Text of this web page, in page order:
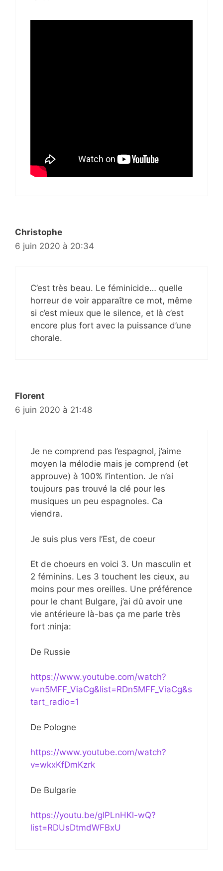
Christophe
6 juin 2020 à 20:34
C’est très beau. Le féminicide… quelle
horreur de voir apparaître ce mot, même
si c’est mieux que le silence, et là c’est
encore plus fort avec la puissance d’une
chorale.
Florent
6 juin 2020 à 21:48
Je ne comprend pas l’espagnol, j’aime
moyen la mélodie mais je comprend (et
approuve) à 100% l’intention. Je n’ai
toujours pas trouvé la clé pour les
musiques un peu espagnoles. Ca
viendra.
Je suis plus vers l’Est, de coeur
Et de choeurs en voici 3. Un masculin et
2 féminins. Les 3 touchent les cieux, au
moins pour mes oreilles. Une préférence
pour le chant Bulgare, j’ai dû avoir une
vie antérieure là-bas ça me parle très
fort :ninja:
De Russie
https://www.youtube.com/watch?
v=n5MFF_ViaCg&list=RDn5MFF_ViaCg&s
tart_radio=1
De Pologne
https://www.youtube.com/watch?
v=wkxKfDmKzrk
De Bulgarie
https://youtu.be/glPLnHKl-wQ?
list=RDUsDtmdWFBxU